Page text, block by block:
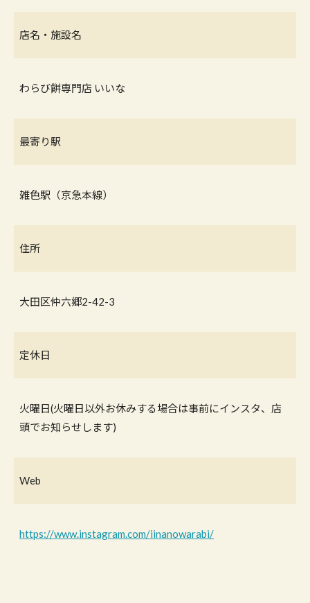
店名・施設名
わらび餅専門店 いいな
最寄り駅
雑色駅（京急本線）
住所
大田区仲六郷2-42-3
定休日
火曜日(火曜日以外お休みする場合は事前にインスタ、店
頭でお知らせします)
Web
https://www.instagram.com/iinanowarabi/